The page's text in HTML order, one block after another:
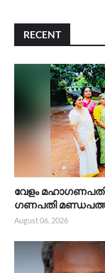
RECENT
വേളം മഹാഗണപതി
ഗണപതി
August 06, 2026